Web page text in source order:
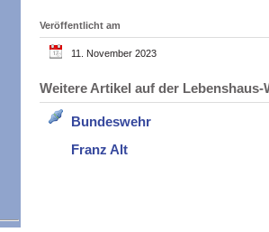
Veröffentlicht am
11. November 2023
Weitere Artikel auf der
Bundeswehr
Franz Alt